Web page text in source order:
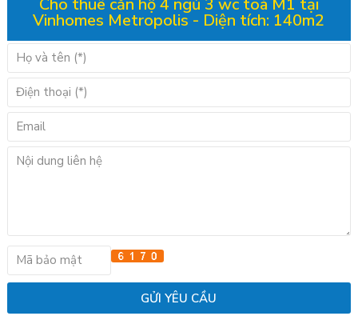
Cho thuê căn hộ 4 ngủ 3 wc toà M1 tại
Vinhomes Metropolis - Diện tích: 140m2